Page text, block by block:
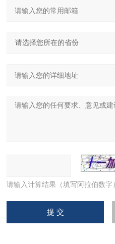
请输入计算结果（填写阿拉伯数字